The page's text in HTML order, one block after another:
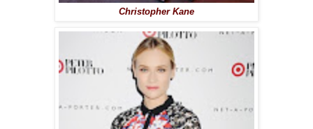
Christopher Kane